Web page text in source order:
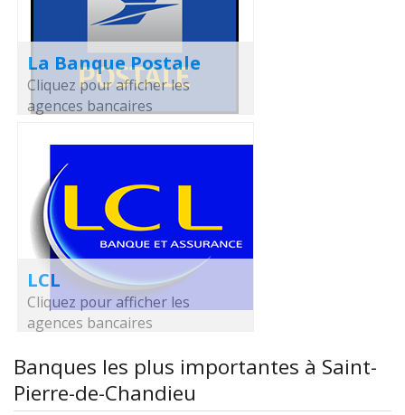
La Banque Postale
Cliquez pour afficher les
agences bancaires
LCL
Cliquez pour afficher les
agences bancaires
Banques les plus importantes à Saint-
Pierre-de-Chandieu